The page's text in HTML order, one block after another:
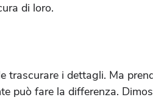
di loro.
trascurare i dettagli. Ma
può fare la differenza.